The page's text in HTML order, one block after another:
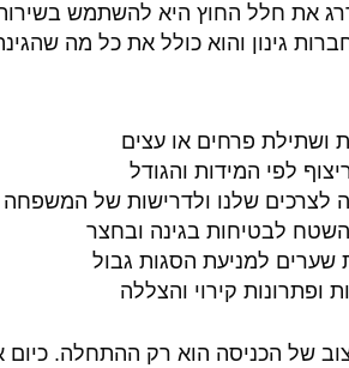
את חלל החוץ היא להשתמש
גינון והוא כולל את כל מה
ושתילת פרחים או עצים
לפי המידות והגודל
לצרכים שלנו ולדרישות של המשפחה
לבטיחות בגינה ובחצר
שערים למניעת הסגות גבול
ופתרונות קירוי והצללה
של הכניסה הוא רק ההתחלה.